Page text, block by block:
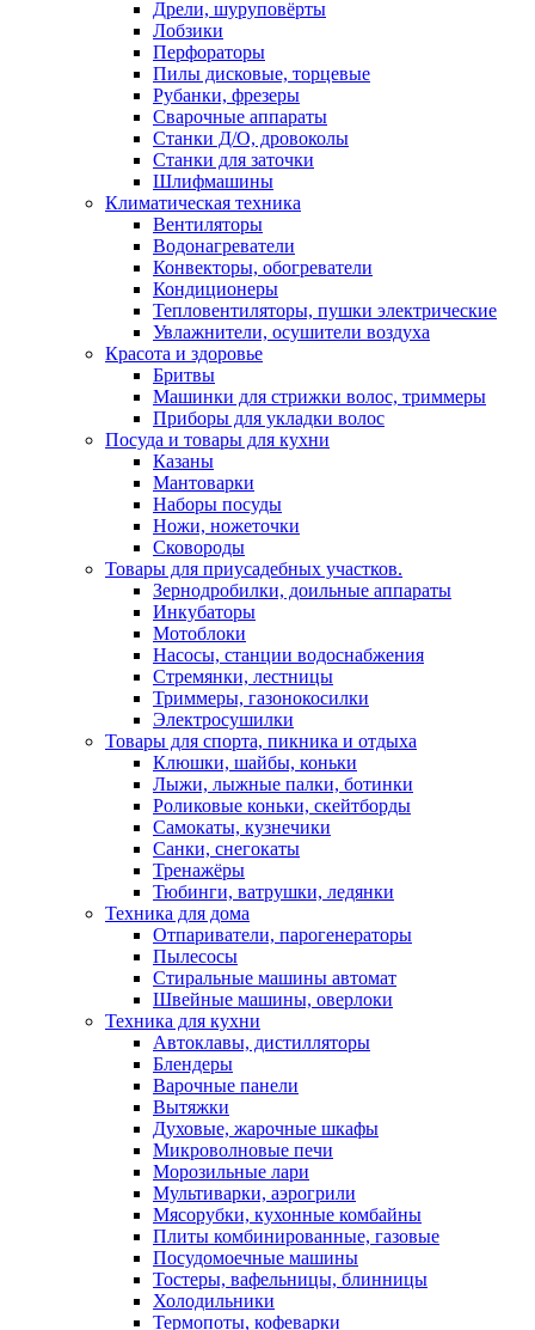
Дрели, шуруповёрты
Лобзики
Перфораторы
Пилы дисковые, торцевые
Рубанки, фрезеры
Сварочные аппараты
Станки Д/О, дровоколы
Станки для заточки
Шлифмашины
Климатическая техника
Вентиляторы
Водонагреватели
Конвекторы, обогреватели
Кондиционеры
Тепловентиляторы, пушки электрические
Увлажнители, осушители воздуха
Красота и здоровье
Бритвы
Машинки для стрижки волос, триммеры
Приборы для укладки волос
Посуда и товары для кухни
Казаны
Мантоварки
Наборы посуды
Ножи, ножеточки
Сковороды
Товары для приусадебных участков.
Зернодробилки, доильные аппараты
Инкубаторы
Мотоблоки
Насосы, станции водоснабжения
Стремянки, лестницы
Триммеры, газонокосилки
Электросушилки
Товары для спорта, пикника и отдыха
Клюшки, шайбы, коньки
Лыжи, лыжные палки, ботинки
Роликовые коньки, скейтборды
Самокаты, кузнечики
Санки, снегокаты
Тренажёры
Тюбинги, ватрушки, ледянки
Техника для дома
Отпариватели, парогенераторы
Пылесосы
Стиральные машины автомат
Швейные машины, оверлоки
Техника для кухни
Автоклавы, дистилляторы
Блендеры
Варочные панели
Вытяжки
Духовые, жарочные шкафы
Микроволновые печи
Морозильные лари
Мультиварки, аэрогрили
Мясорубки, кухонные комбайны
Плиты комбинированные, газовые
Посудомоечные машины
Тостеры, вафельницы, блинницы
Холодильники
Термопоты, кофеварки